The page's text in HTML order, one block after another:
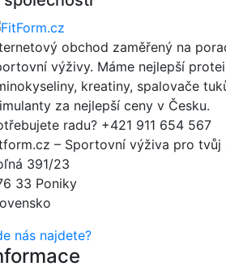
obchod zaměřený na
výživy. Máme nejlepší
kreatiny, spalovače
za nejlepší ceny v Česku.
radu? +421 911 654 567
– Sportovní výživa pro tvůj
391/23
33 Poniky
nás najdete?